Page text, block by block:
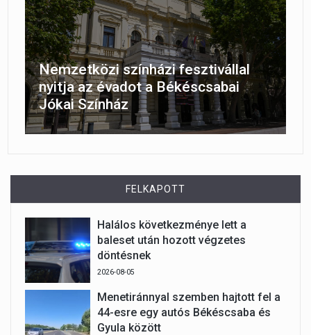
Nemzetközi színházi fesztivállal
nyitja az évadot a Békéscsabai
Jókai Színház
FELKAPOTT
Halálos következménye lett a
baleset után hozott végzetes
döntésnek
2026-08-05
Menetiránnyal szemben hajtott fel a
44-esre egy autós Békéscsaba és
Gyula között